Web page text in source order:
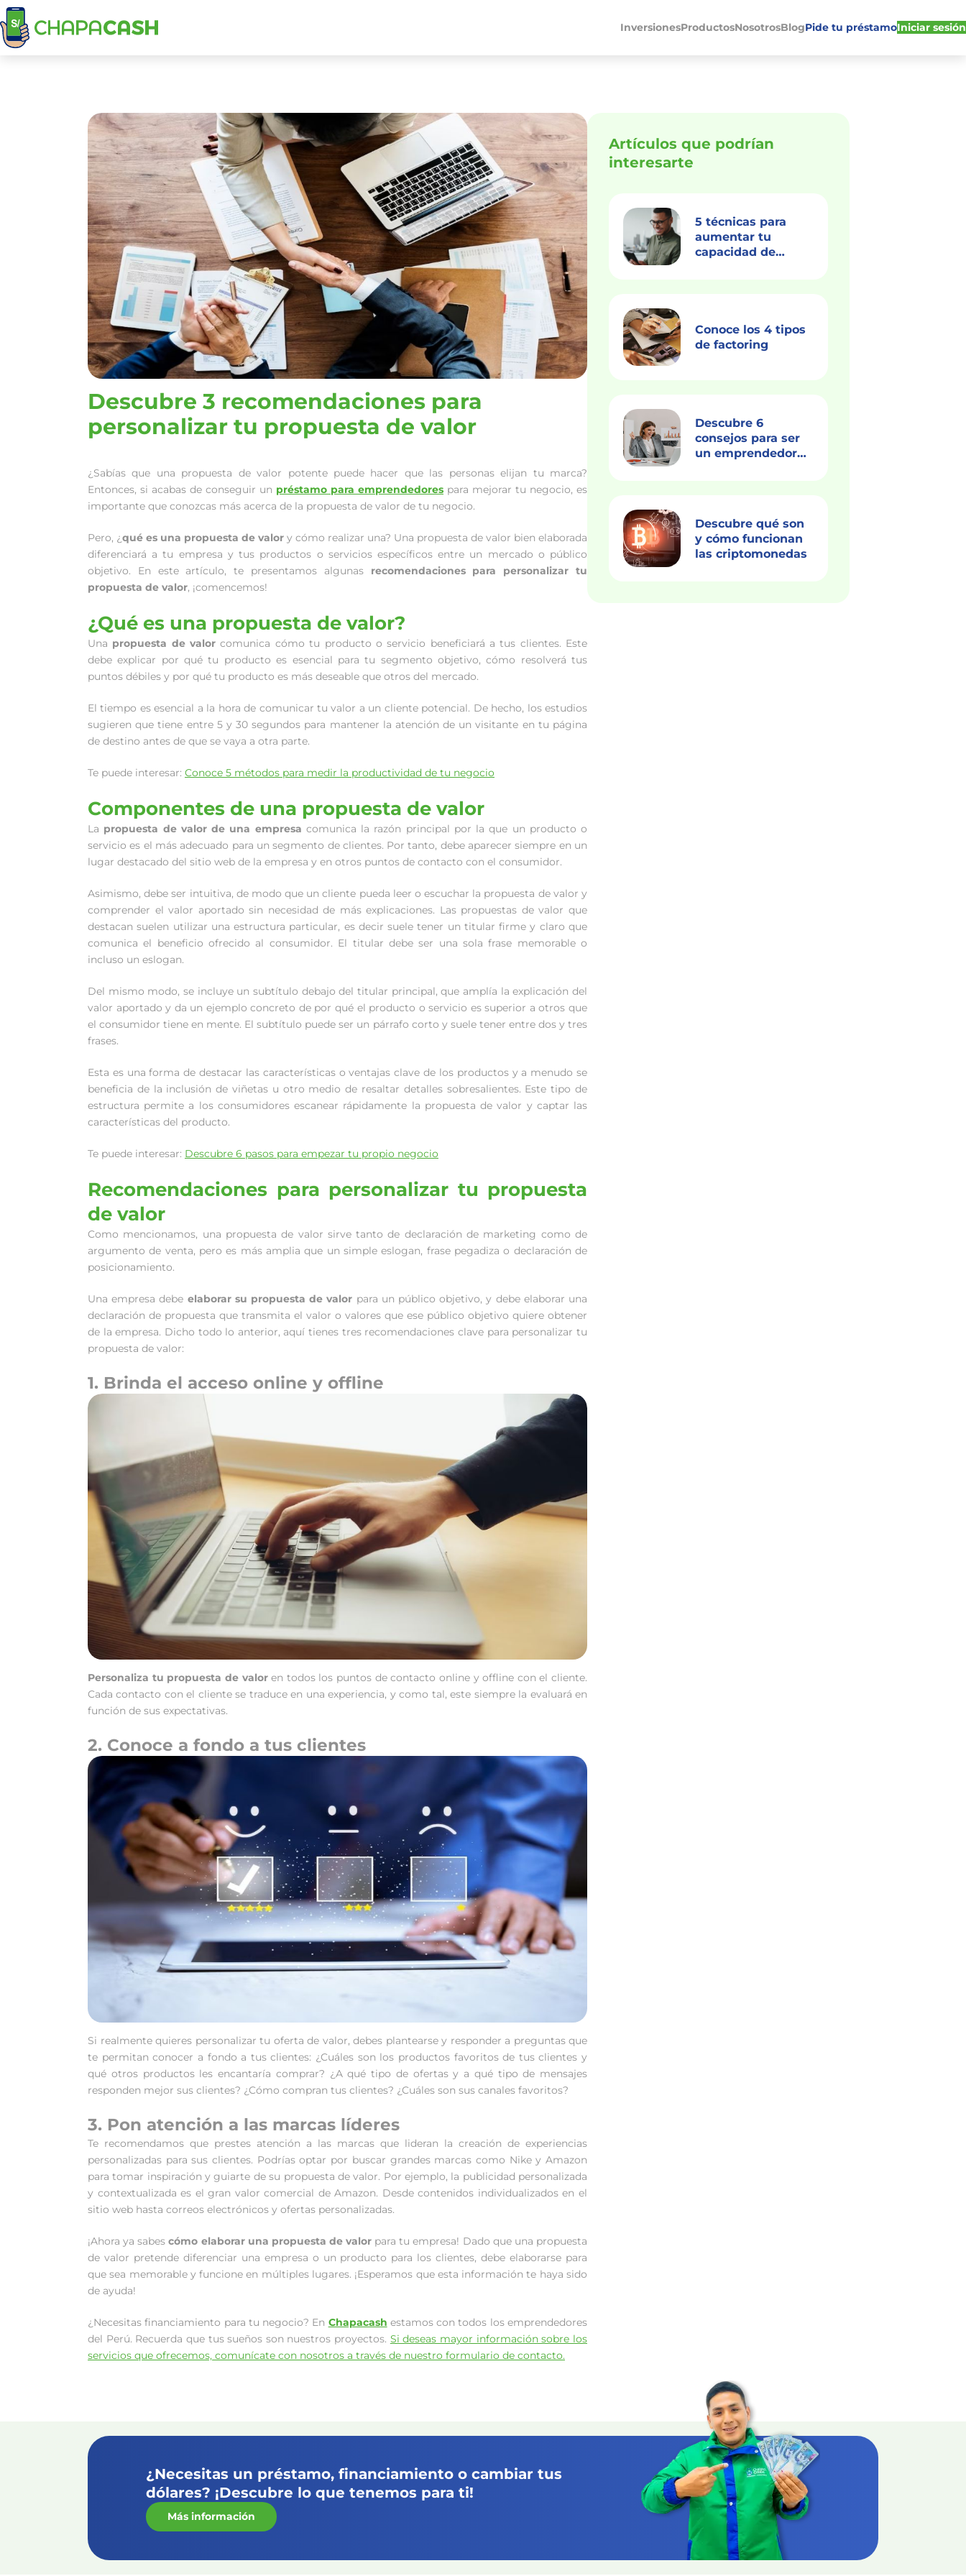
InversionesProductosNosotrosBlogPide tu préstamoIniciar sesión
Descubre 3 recomendaciones para
personalizar tu propuesta de valor
¿Sabías que una propuesta de valor potente puede hacer que las personas elijan tu marca?
Entonces, si acabas de conseguir un préstamo para emprendedores para mejorar tu negocio, es
importante que conozcas más acerca de la propuesta de valor de tu negocio.
Pero, ¿qué es una propuesta de valor y cómo realizar una? Una propuesta de valor bien elaborada
diferenciará a tu empresa y tus productos o servicios específicos entre un mercado o público
objetivo. En este artículo, te presentamos algunas recomendaciones para personalizar tu
propuesta de valor, ¡comencemos!
¿Qué es una propuesta de valor?
Una propuesta de valor comunica cómo tu producto o servicio beneficiará a tus clientes. Este
debe explicar por qué tu producto es esencial para tu segmento objetivo, cómo resolverá tus
puntos débiles y por qué tu producto es más deseable que otros del mercado.
El tiempo es esencial a la hora de comunicar tu valor a un cliente potencial. De hecho, los estudios
sugieren que tiene entre 5 y 30 segundos para mantener la atención de un visitante en tu página
de destino antes de que se vaya a otra parte.
Te puede interesar: Conoce 5 métodos para medir la productividad de tu negocio
Componentes de una propuesta de valor
La propuesta de valor de una empresa comunica la razón principal por la que un producto o
servicio es el más adecuado para un segmento de clientes. Por tanto, debe aparecer siempre en un
lugar destacado del sitio web de la empresa y en otros puntos de contacto con el consumidor.
Asimismo, debe ser intuitiva, de modo que un cliente pueda leer o escuchar la propuesta de valor y
comprender el valor aportado sin necesidad de más explicaciones. Las propuestas de valor que
destacan suelen utilizar una estructura particular, es decir suele tener un titular firme y claro que
comunica el beneficio ofrecido al consumidor. El titular debe ser una sola frase memorable o
incluso un eslogan.
Del mismo modo, se incluye un subtítulo debajo del titular principal, que amplía la explicación del
valor aportado y da un ejemplo concreto de por qué el producto o servicio es superior a otros que
el consumidor tiene en mente. El subtítulo puede ser un párrafo corto y suele tener entre dos y tres
frases.
Esta es una forma de destacar las características o ventajas clave de los productos y a menudo se
beneficia de la inclusión de viñetas u otro medio de resaltar detalles sobresalientes. Este tipo de
estructura permite a los consumidores escanear rápidamente la propuesta de valor y captar las
características del producto.
Te puede interesar: Descubre 6 pasos para empezar tu propio negocio
Recomendaciones para personalizar tu propuesta
de valor
Como mencionamos, una propuesta de valor sirve tanto de declaración de marketing como de
argumento de venta, pero es más amplia que un simple eslogan, frase pegadiza o declaración de
posicionamiento.
Una empresa debe elaborar su propuesta de valor para un público objetivo, y debe elaborar una
declaración de propuesta que transmita el valor o valores que ese público objetivo quiere obtener
de la empresa. Dicho todo lo anterior, aquí tienes tres recomendaciones clave para personalizar tu
propuesta de valor:
1. Brinda el acceso online y offline
Personaliza tu propuesta de valoren todos los puntos de contacto online y offline con el cliente.
Cada contacto con el cliente se traduce en una experiencia, y como tal, este siempre la evaluará en
función de sus expectativas.
2. Conoce a fondo a tus clientes
Si realmente quieres personalizar tu oferta de valor, debes plantearse y responder a preguntas que
te permitan conocer a fondo a tus clientes: ¿Cuáles son los productos favoritos de tus clientes y
qué otros productos les encantaría comprar? ¿A qué tipo de ofertas y a qué tipo de mensajes
responden mejor sus clientes? ¿Cómo compran tus clientes? ¿Cuáles son sus canales favoritos?
3. Pon atención a las marcas líderes
Te recomendamos que prestes atención a las marcas que lideran la creación de experiencias
personalizadas para sus clientes. Podrías optar por buscar grandes marcas como Nike y Amazon
para tomar inspiración y guiarte de su propuesta de valor. Por ejemplo, la publicidad personalizada
y contextualizada es el gran valor comercial de Amazon. Desde contenidos individualizados en el
sitio web hasta correos electrónicos y ofertas personalizadas.
¡Ahora ya sabescómo elaborar una propuesta de valor para tu empresa! Dado que una propuesta
de valor pretende diferenciar una empresa o un producto para los clientes, debe elaborarse para
que sea memorable y funcione en múltiples lugares. ¡Esperamos que esta información te haya sido
de ayuda!
¿Necesitas financiamiento para tu negocio? En Chapacash estamos con todos los emprendedores
del Perú. Recuerda que tus sueños son nuestros proyectos. Si deseas mayor información sobre los
servicios que ofrecemos, comunícate con nosotros a través de nuestro formulario de contacto.
Artículos que podrían
interesarte
5 técnicas para
aumentar tu
capacidad de
Conoce los 4 tipos
de factoring
Descubre 6
consejos para ser
un emprendedor
Descubre qué son
y cómo funcionan
las criptomonedas
¿Necesitas un préstamo, financiamiento o cambiar tus
dólares? ¡Descubre lo que tenemos para ti!
Más información